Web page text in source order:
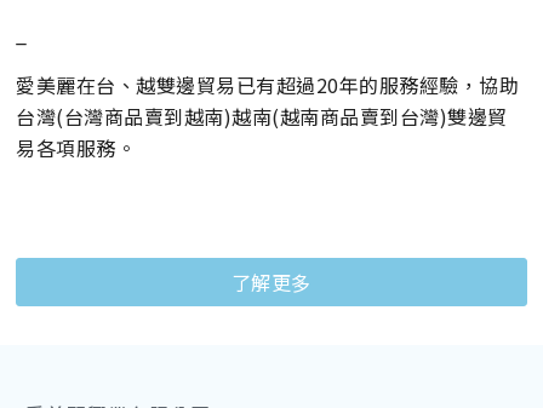
愛美麗在台、越雙邊貿易已有超過20年的服務經驗，協助
台灣(台灣商品賣到越南)越南(越南商品賣到台灣)雙邊貿
易各項服務。
了解更多